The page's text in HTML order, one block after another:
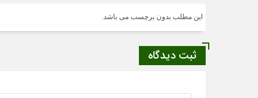
این مطلب بدون برچسب می باشد.
ثبت دیدگاه